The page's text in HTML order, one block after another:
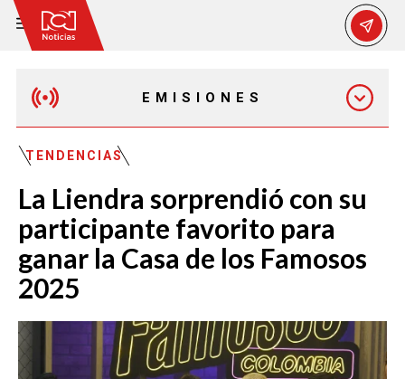
EMISIONES
EMISIÓN 12:30 PM
EMISIÓN 7:00 PM
TENDENCIAS
La Liendra sorprendió con su
participante favorito para
ganar la Casa de los Famosos
2025